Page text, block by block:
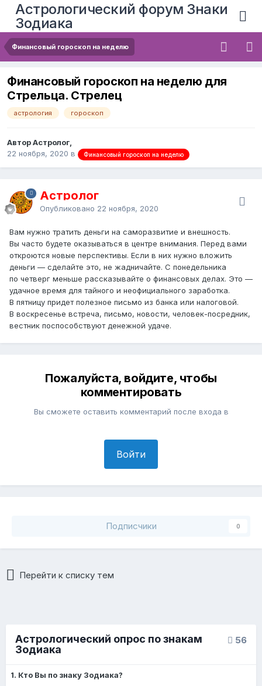
Астрологический форум Знаки
Зодиака
Финансовый гороскоп на неделю
Финансовый гороскоп на неделю для
Стрельца. Стрелец
астрология гороскоп
Автор Астролог,
22 ноября, 2020 в Финансовый гороскоп на неделю
Астролог
Опубликовано 22 ноября, 2020
Вам нужно тратить деньги на саморазвитие и внешность.
Вы часто будете оказываться в центре внимания. Перед вами
откроются новые перспективы. Если в них нужно вложить
деньги — сделайте это, не жадничайте. С понедельника
по четверг меньше рассказывайте о финансовых делах. Это —
удачное время для тайного и неофициального заработка.
В пятницу придет полезное письмо из банка или налоговой.
В воскресенье встреча, письмо, новости, человек-посредник,
вестник поспособствуют денежной удаче.
Пожалуйста, войдите, чтобы
комментировать
Вы сможете оставить комментарий после входа в
Войти
Подписчики 0
Перейти к списку тем
56
Астрологический опрос по знакам
Зодиака
1. Кто Вы по знаку Зодиака?